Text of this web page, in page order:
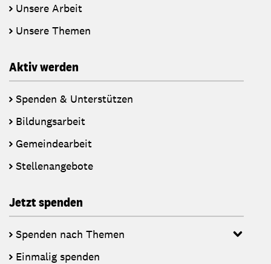
Unsere Arbeit
Unsere Themen
Aktiv werden
Spenden & Unterstützen
Bildungsarbeit
Gemeindearbeit
Stellenangebote
Jetzt spenden
Spenden nach Themen
Einmalig spenden